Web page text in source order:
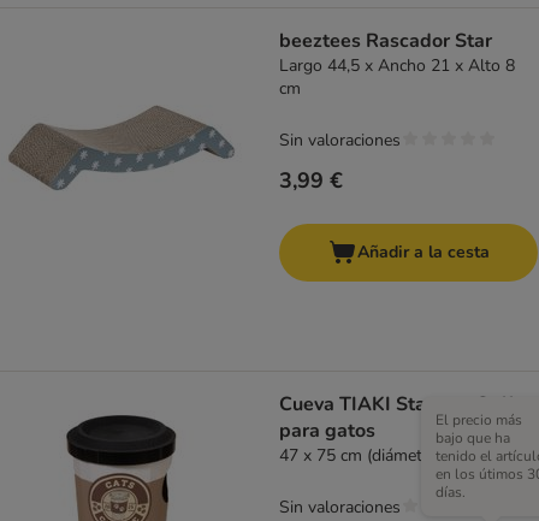
beeztees Rascador Star
Largo 44,5 x Ancho 21 x Alto 8
cm
3,99 €
Sin valoraciones
Añadir a la cesta
Cueva TIAKI Starcats Coffee
para gatos
47 x 75 cm (diámetro x Al)
El precio más
bajo que ha
tenido el
en los útimos
días.
Sin valoraciones